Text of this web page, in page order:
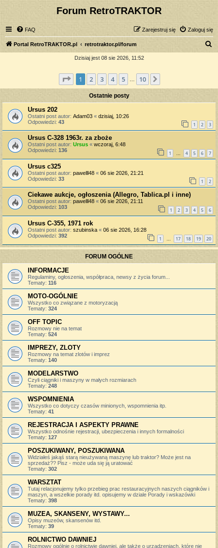
Forum RetroTRAKTOR
FAQ Zaloguj się
Zarejestruj się
Portal RetroTRAKTOR.pl retrotraktor.pl/forum
a
j
Dzisiaj jest 08 sie 2026, 11:52
Strona z10
1 2 3 4 5 10
Ostatnie posty
Ursus 202
Ostatni post autor: Adam03 « dzisiaj, 10:26
Odpowiedzi: 43 1 2 3
Ursus C-328 1963r. za zboże
Ostatni post autor: Ursus « wczoraj, 6:48
Odpowiedzi: 136 1 … 4 5 6 7
Ursus c325
Ostatni post autor: pawelll48 « 06 sie 2026, 21:21
Odpowiedzi: 33 1 2
Ciekawe aukcje, ogłoszenia (Allegro, Tablica.pl i inne)
Ostatni post autor: pawelll48 « 06 sie 2026, 21:11
Odpowiedzi: 103 1 2 3 4 5 6
Ursus C-355, 1971 rok
Ostatni post autor: szubinska « 06 sie 2026, 16:28
Odpowiedzi: 392 1 … 17 18 19 20
FORUM OGÓLNE
INFORMACJE
Regulaminy, ogłoszenia, współpraca, newsy z życia forum...
Tematy: 116
MOTO-OGÓLNIE
Wszystko co związane z motoryzacją
Tematy: 324
OFF TOPIC
Rozmowy nie na temat
Tematy: 524
IMPREZY, ZLOTY
Rozmowy na temat zlotów i imprez
Tematy: 140
MODELARSTWO
Czyli ciągniki i maszyny w małych rozmiarach
Tematy: 248
WSPOMNIENIA
Wszystko co dotyczy czasów minionych, wspomnienia itp.
Tematy: 41
REJESTRACJA I ASPEKTY PRAWNE
Wszystko odnośnie rejestracji, ubezpieczenia i innych formalności
Tematy: 127
POSZUKIWANY, POSZUKIWANA
Widziałeś jakąś starą nieużywaną maszynę lub traktor? Może jest na
sprzedaż?? Pisz - może uda się ją uratować
Tematy: 302
WARSZTAT
Tutaj relacjonujemy tylko przebieg prac restauracyjnych naszych ciągników i
maszyn, a wszelkie porady itd. opisujemy w dziale Porady i wskazówki
Tematy: 398
MUZEA, SKANSENY, WYSTAWY...
Opisy muzeów, skansenów itd.
Tematy: 39
ROLNICTWO DAWNIEJ
Rozmowy ogólnie o rolnictwie dawniej, ale także o urządzeniach, które nie